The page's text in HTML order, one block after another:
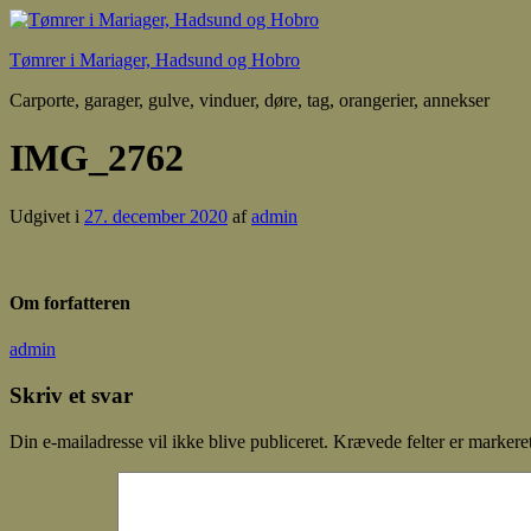
Tømrer i Mariager, Hadsund og Hobro
Carporte, garager, gulve, vinduer, døre, tag, orangerier, annekser
IMG_2762
Udgivet i 27. december 2020 afadmin
Om forfatteren
admin
Skriv et svar
Din e-mailadresse vil ikke blive publiceret. Krævede felter er